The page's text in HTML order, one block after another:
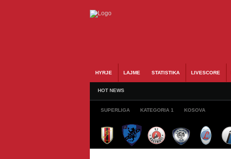
HYRJE LAJME STATISTIKA LIVESCORE
HOT NEWS
SUPERLIGA KATEGORIA 1 KOSOVA